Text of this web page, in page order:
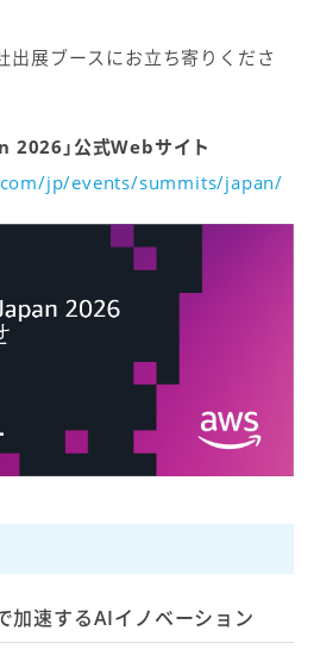
出展ブースにお立ち寄りくださ
2026」公式Webサイト
jp/events/summits/japan/
加速するAIイノベーション